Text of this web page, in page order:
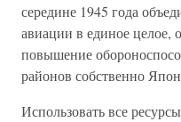
середине 1945 года
авиации в единое целое,
повышение
районов собственно
Использовать все